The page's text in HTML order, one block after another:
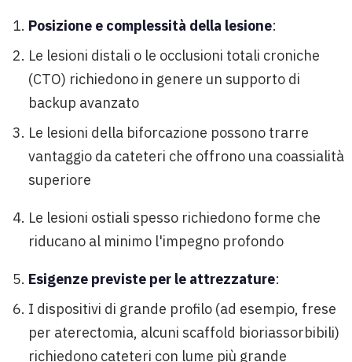
Posizione e complessità della lesione:
Le lesioni distali o le occlusioni totali croniche
(CTO) richiedono in genere un supporto di
backup avanzato
Le lesioni della biforcazione possono trarre
vantaggio da cateteri che offrono una coassialità
superiore
Le lesioni ostiali spesso richiedono forme che
riducano al minimo l'impegno profondo
Esigenze previste per le attrezzature:
I dispositivi di grande profilo (ad esempio, frese
per aterectomia, alcuni scaffold bioriassorbibili)
richiedono cateteri con lume più grande